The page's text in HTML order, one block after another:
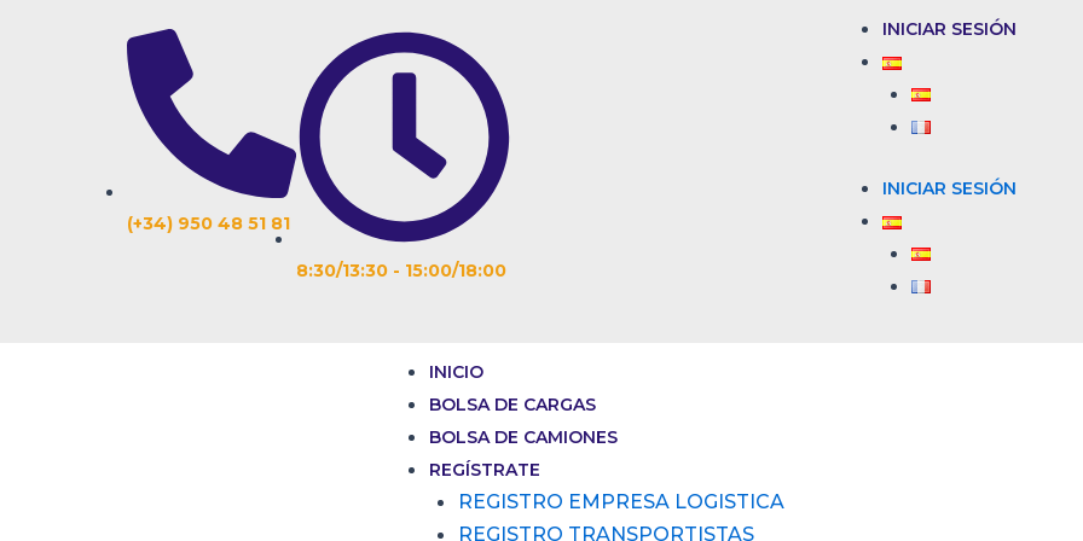
(+34) 950 48 51 81
8:30/13:30 - 15:00/18:00
INICIAR SESIÓN
INICIAR SESIÓN
INICIO
BOLSA DE CARGAS
BOLSA DE CAMIONES
REGÍSTRATE
REGISTRO EMPRESA LOGISTICA
REGISTRO TRANSPORTISTAS
de
entradas